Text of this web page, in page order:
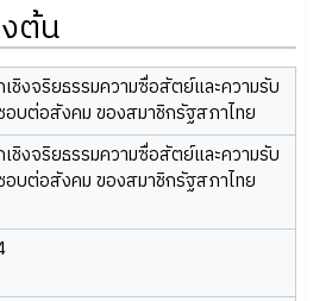
ต้น
ชิงจริยธรรมความซื่อสัตย์และความรับ
บต่อสังคม ของสมาชิกรัฐสภาไทย
ชิงจริยธรรมความซื่อสัตย์และความรับ
บต่อสังคม ของสมาชิกรัฐสภาไทย